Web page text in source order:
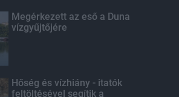
Megérkezett az eső a Duna
vízgyűjtőjére
Hőség és vízhiány - itatók
feltöltésével segítik a